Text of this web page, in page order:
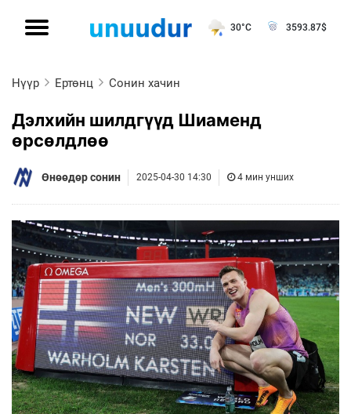
30°C 3593.87$
Нүүр Ертөнц Сонин хачин
Дэлхийн шилдгүүд Шиаменд
өрсөлдлөө
Өнөөдөр сонин 2025-04-30 14:30 4 мин унших